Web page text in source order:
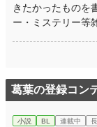
きたかったものを
ー・ミステリー等
葛葉の登録コン
小説 BL 連載中